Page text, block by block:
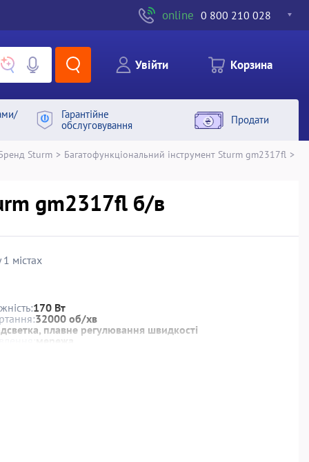
online 0 800 210 028
Увiйти Корзина
Гарантiйне
обслуговування
Продати
Sturm > Багатофункціональний інструмент Sturm gm2317fl >
gm2317fl б/в
1 містах
170 Вт
32000 об/хв
плавне регулювання швидкості